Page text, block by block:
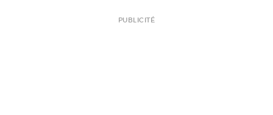
PUBLICITÉ